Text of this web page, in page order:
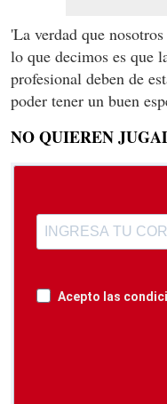
'La verdad que
lo que decimos es que
profesional deben de
poder tener un buen
NO QUIEREN
Acepto las